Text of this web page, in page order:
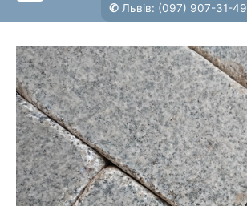
✆ Львів: (097) 907-31-49